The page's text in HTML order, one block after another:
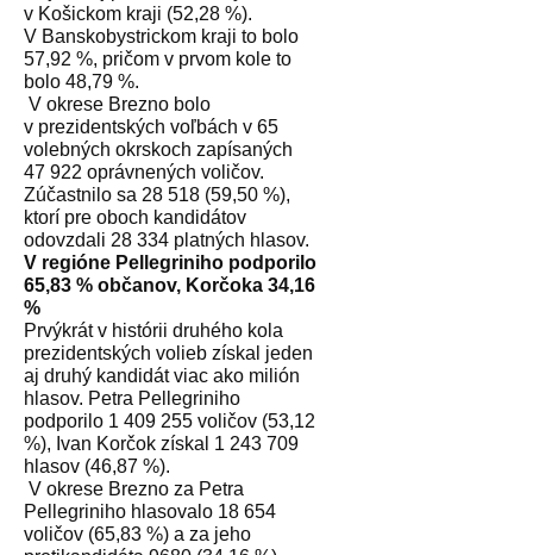
v Košickom kraji (52,28 %).
V Banskobystrickom kraji to bolo
57,92 %, pričom v prvom kole to
bolo 48,79 %.
V okrese Brezno bolo
v prezidentských voľbách v 65
volebných okrskoch zapísaných
47 922 oprávnených voličov.
Zúčastnilo sa 28 518 (59,50 %),
ktorí pre oboch kandidátov
odovzdali 28 334 platných hlasov.
V regióne Pellegriniho podporilo
65,83 % občanov, Korčoka 34,16
%
Prvýkrát v histórii druhého kola
prezidentských volieb získal jeden
aj druhý kandidát viac ako milión
hlasov. Petra Pellegriniho
podporilo 1 409 255 voličov (53,12
%), Ivan Korčok získal 1 243 709
hlasov (46,87 %).
V okrese Brezno za Petra
Pellegriniho hlasovalo 18 654
voličov (65,83 %) a za jeho